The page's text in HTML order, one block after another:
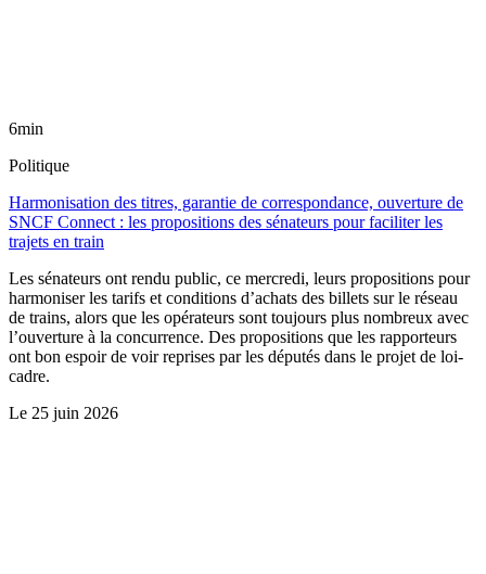
6min
Politique
Harmonisation des titres, garantie de correspondance, ouverture de
SNCF Connect : les propositions des sénateurs pour faciliter les
trajets en train
Les sénateurs ont rendu public, ce mercredi, leurs propositions pour
harmoniser les tarifs et conditions d’achats des billets sur le réseau
de trains, alors que les opérateurs sont toujours plus nombreux avec
l’ouverture à la concurrence. Des propositions que les rapporteurs
ont bon espoir de voir reprises par les députés dans le projet de loi-
cadre.
Le 25 juin 2026